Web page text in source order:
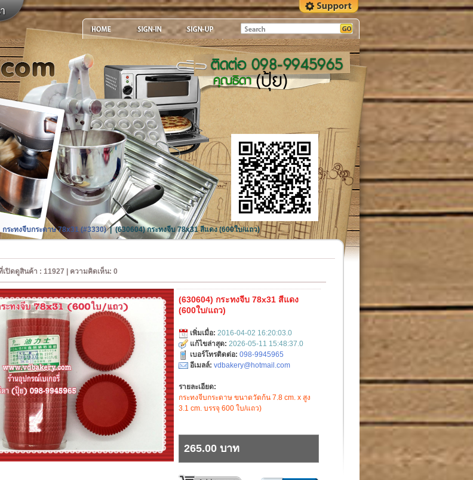
กระทงจีบกระดาษ 78x31 (#3330)|(630604) กระทงจีบ 78x31 สีแดง (600ใบ/แถว)
เปิดดูสินค้า : 11927 | ความคิดเห็น: 0
(630604) กระทงจีบ 78x31 สีแดง
(600ใบ/แถว)
เพิ่มเมื่อ: 2016-04-02 16:20:03.0
แก้ไขล่าสุด: 2026-05-11 15:48:37.0
เบอร์โทรติดต่อ: 098-9945965
อีเมลล์: vdbakery@hotmail.com
รายละเอียด:
กระทงจีบกระดาษ ขนาดวัดก้น 7.8 cm. x สูง
3.1 cm. บรรจุ 600 ใบ/แถว)
265.00 บาท